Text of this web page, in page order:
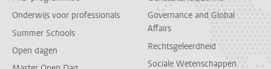
Onderwijs voor professionals
Summer Schools
Open dagen
Governance and Global
Affairs
Rechtsgeleerdheid
Sociale Wetenschappen